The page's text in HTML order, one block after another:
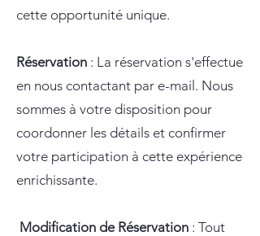
cette opportunité unique.
Réservation : La réservation s'effectue
en nous contactant par e-mail. Nous
sommes à votre disposition pour
coordonner les détails et confirmer
votre participation à cette expérience
enrichissante.
Modification de Réservation : Tout